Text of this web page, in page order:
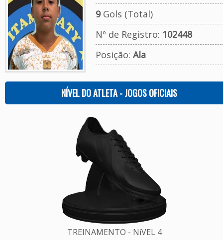
9Gols (Total)
Nº de Registro: 102448
Posição: Ala
NÍVEL DO ATLETA - JOGOS OFICIAIS
TREINAMENTO - NíVEL 4